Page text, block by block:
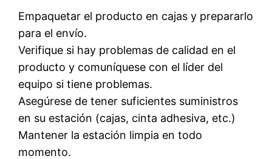
Empaquetar el producto en cajas y prepararlo
para el envío.
Verifique si hay problemas de calidad en el
producto y comuníquese con el líder del
equipo si tiene problemas.
Asegúrese de tener suficientes suministros
en su estación (cajas, cinta adhesiva, etc.)
Mantener la estación limpia en todo
momento.